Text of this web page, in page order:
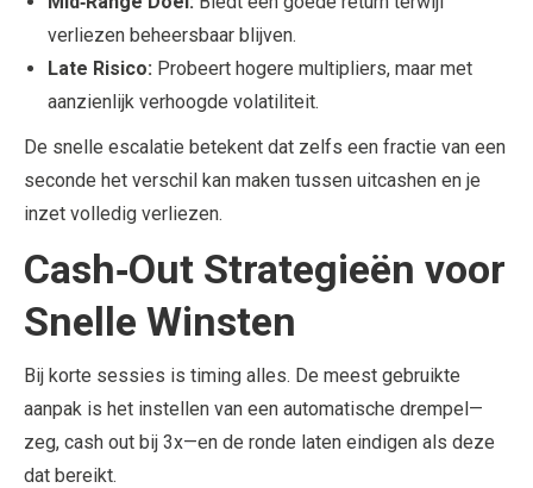
verliezen beheersbaar blijven.
Late Risico: Probeert hogere multipliers, maar met
aanzienlijk verhoogde volatiliteit.
De snelle escalatie betekent dat zelfs een fractie van een
seconde het verschil kan maken tussen uitcashen en je
inzet volledig verliezen.
Cash‑Out Strategieën voor
Snelle Winsten
Bij korte sessies is timing alles. De meest gebruikte
aanpak is het instellen van een automatische drempel—
zeg, cash out bij 3x—en de ronde laten eindigen als deze
dat bereikt.